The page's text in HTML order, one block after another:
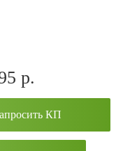
р.
КП